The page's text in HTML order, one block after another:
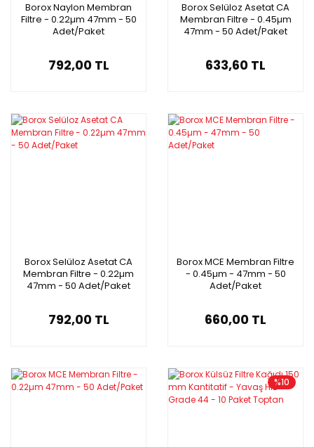
Borox Naylon Membran
Filtre - 0.22µm 47mm - 50
Adet/Paket
792,00 TL
Borox Selüloz Asetat CA
Membran Filtre - 0.45µm
47mm - 50 Adet/Paket
633,60 TL
Borox Selüloz Asetat CA
Membran Filtre - 0.22µm
47mm - 50 Adet/Paket
792,00 TL
Borox MCE Membran Filtre
- 0.45µm - 47mm - 50
Adet/Paket
660,00 TL
%10